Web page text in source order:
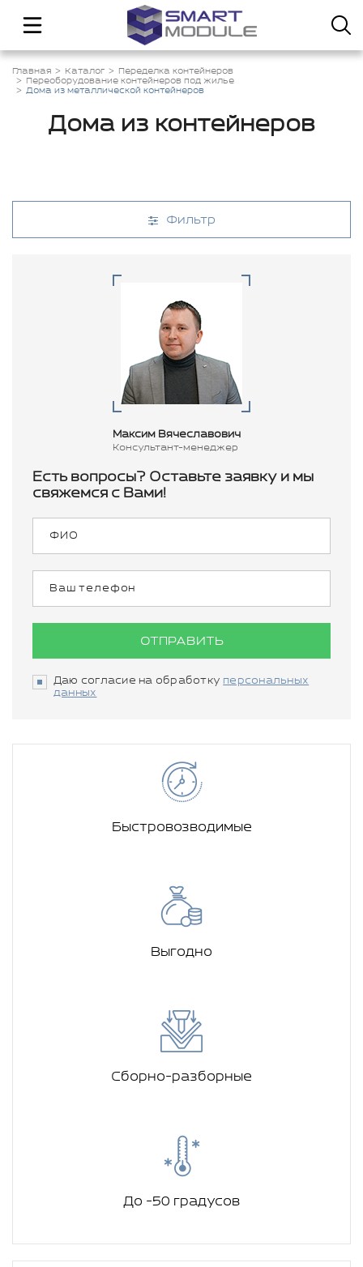
Главная Каталог
Переделка контейнеров
Переоборудование контейнеров под жилье
Дома из металлической контейнеров
Дома из контейнеров
Фильтр
Максим Вячеславович
Консультант-менеджер
Есть вопросы? Оставьте заявку и мы
свяжемся с Вами!
ОТПРАВИТЬ
Даю согласие на обработку персональных
данных
Быстровозводимые
Выгодно
Сборно-разборные
До -50 градусов